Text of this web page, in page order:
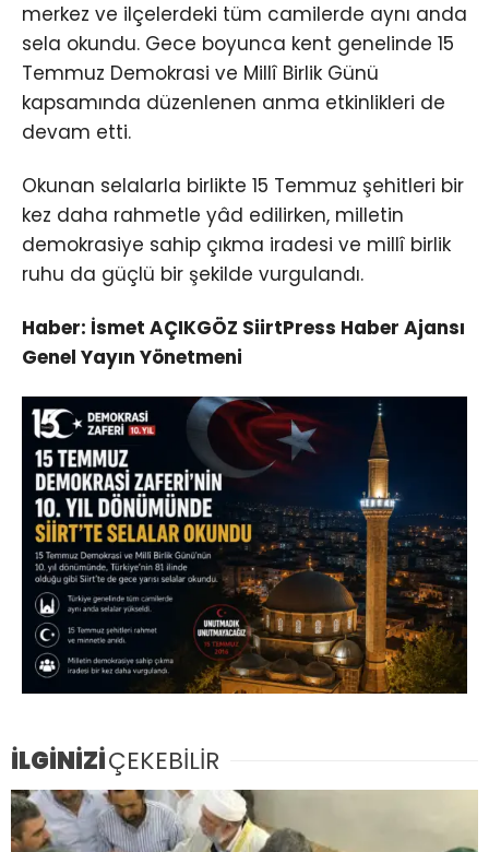
merkez ve ilçelerdeki tüm camilerde aynı anda
sela okundu. Gece boyunca kent genelinde 15
Temmuz Demokrasi ve Millî Birlik Günü
kapsamında düzenlenen anma etkinlikleri de
devam etti.
Okunan selalarla birlikte 15 Temmuz şehitleri bir
kez daha rahmetle yâd edilirken, milletin
demokrasiye sahip çıkma iradesi ve millî birlik
ruhu da güçlü bir şekilde vurgulandı.
Haber: İsmet AÇIKGÖZ SiirtPress Haber Ajansı
Genel Yayın Yönetmeni
İLGİNİZİÇEKEBİLİR